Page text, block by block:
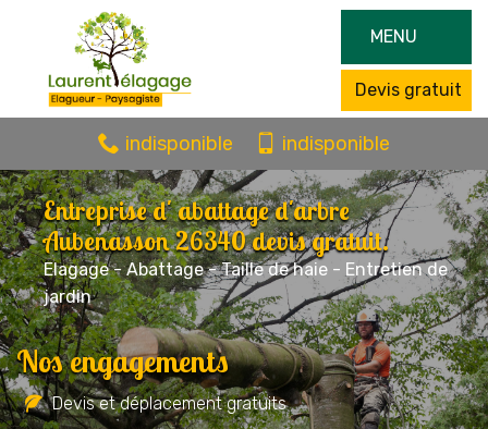
MENU
Devis gratuit
indisponible indisponible
Entreprise d' abattage d'arbre
Aubenasson 26340 devis gratuit.
Elagage - Abattage - Taille de haie - Entretien de
jardin
Nos engagements
Devis et déplacement gratuits